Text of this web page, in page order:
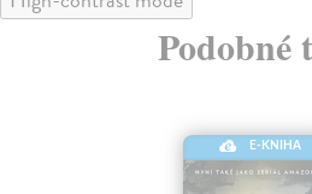
Podobné
E-KNIHA